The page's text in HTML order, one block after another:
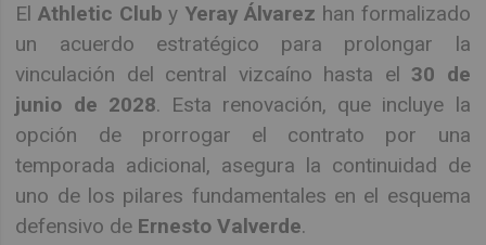
ElAthletic Club y Yeray Álvarez han formalizado
un acuerdo estratégico para prolongar la
vinculación del central vizcaíno hasta el 30 de
junio de 2028. Esta renovación, que incluye la
opción de prorrogar el contrato por una
temporada adicional, asegura la continuidad de
uno de los pilares fundamentales en el esquema
defensivo de Ernesto Valverde.